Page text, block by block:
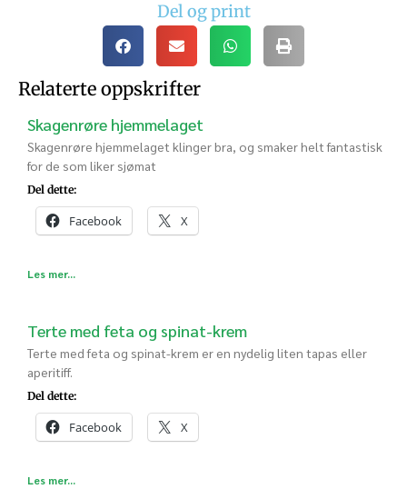
Del og print
Relaterte oppskrifter
Skagenrøre hjemmelaget
Skagenrøre hjemmelaget klinger bra, og smaker helt fantastisk
for de som liker sjømat
Del dette:
Facebook X
Les mer...
Terte med feta og spinat-krem
Terte med feta og spinat-krem er en nydelig liten tapas eller
aperitiff.
Del dette:
Facebook X
Les mer...